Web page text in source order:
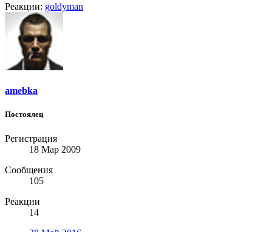
Реакции: goldyman
amebka
Постоялец
Регистрация
18 Мар 2009
Сообщения
105
Реакции
14